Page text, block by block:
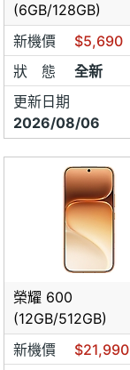
(6GB/128GB)
新機價
$5,690
狀 態
全新
更新日期
2026/08/06
榮耀 600
(12GB/512GB)
新機價
$21,990